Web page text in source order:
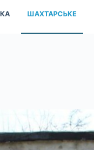
ШАХТАРСЬКЕ